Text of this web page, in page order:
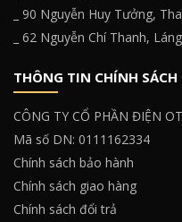
_ 90 Nguyễn Huy Tưởng,
_ 62 Nguyễn Chí Thanh,
THÔNG TIN CHÍNH SÁCH
CÔNG TY CỔ PHẦN ĐIỆN
Mã số DN: 0111162334
Chính sách bảo hành
Chính sách giao hàng
Chính sách đổi trả